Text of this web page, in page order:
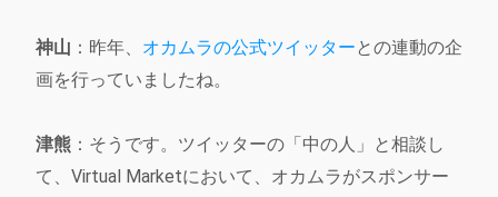
神山 ：昨年、 オカムラの公式ツイッターとの連動の企
画を行っていましたね。
津熊 ：そうです。ツイッターの「中の人」と相談し
て、Virtual Marketにおいて、オカムラがスポンサー